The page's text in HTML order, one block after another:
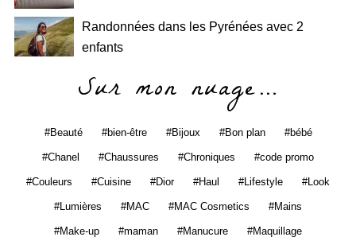
Randonnées dans les Pyrénées avec 2
enfants
Sur mon nuage…
Beauté bien-être Bijoux Bon plan bébé
Chanel Chaussures Chroniques code promo
Couleurs Cuisine Dior Haul Lifestyle Look
Lumières MAC MAC Cosmetics Mains
Make-up maman Manucure Maquillage